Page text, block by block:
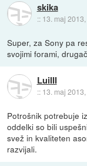
skika
:: 13. maj
Super, za Sony pa
svojimi forami,
LuiIII
:: 13. maj
Potrošnik potrebuje
oddelki so bili
svež in kvaliteten
razvijali.